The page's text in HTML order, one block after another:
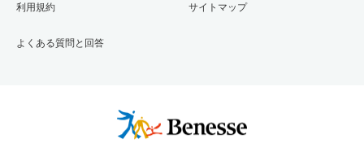
利用規約
よくある質問と回答
サイトマップ